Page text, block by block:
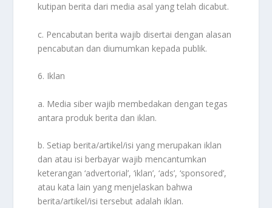
kutipan berita dari media asal yang telah dicabut.
c. Pencabutan berita wajib disertai dengan alasan
pencabutan dan diumumkan kepada publik.
6. Iklan
a. Media siber wajib membedakan dengan tegas
antara produk berita dan iklan.
b. Setiap berita/artikel/isi yang merupakan iklan
dan atau isi berbayar wajib mencantumkan
keterangan ‘advertorial’, ‘iklan’, ‘ads’, ‘sponsored’,
atau kata lain yang menjelaskan bahwa
berita/artikel/isi tersebut adalah iklan.